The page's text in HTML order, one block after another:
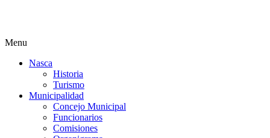
Menu
Nasca
Historia
Turismo
Municipalidad
Concejo Municipal
Funcionarios
Comisiones